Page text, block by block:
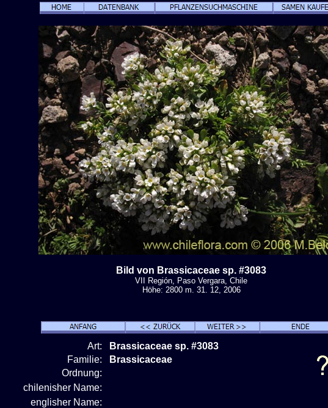
Bild von Brassicaceae sp. #3083
VII Región, Paso Vergara, Chile
Höhe: 2800 m. 31. 12, 2006
Art:
Brassicaceae sp. #3083
Familie:
Brassicaceae
Ordnung:
chilenisher Name:
englisher Name: